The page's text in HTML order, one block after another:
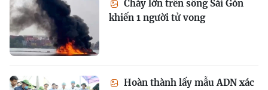
Cháy lớn trên sông Sài Gòn
khiến 1 người tử vong
Hoàn thành lấy mẫu ADN xác